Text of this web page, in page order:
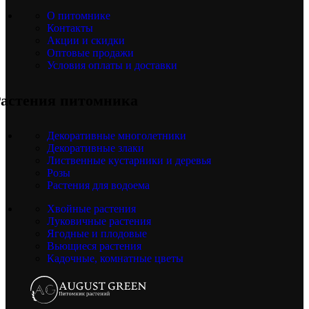
О питомнике
Контакты
Акции и скидки
Оптовые продажи
Условия оплаты и доставки
питомника
Декоративные многолетники
Декоративные злаки
Лиственные кустарники и деревья
Розы
Растения для водоема
Хвойные растения
Луковичные растения
Ягодные и плодовые
Вьющиеся растения
Кадочные, комнатные цветы